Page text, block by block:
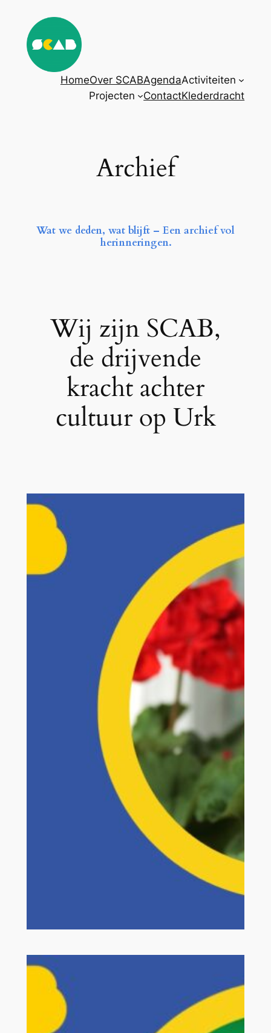
inhoud
HomeOver SCABAgendaActiviteiten
Projecten
ContactKlederdracht
Archief
Wat we deden, wat blijft – Een archief vol
herinneringen.
Wij zijn SCAB,
de drijvende
kracht achter
cultuur op Urk